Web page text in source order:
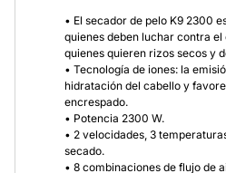
• El secador de pelo K9 2300
quienes deben luchar contra
quienes quieren rizos secos y
• Tecnología de iones: la
hidratación del cabello y
encrespado.
• Potencia 2300 W.
• 2 velocidades, 3
secado.
• 8 combinaciones de flujo de